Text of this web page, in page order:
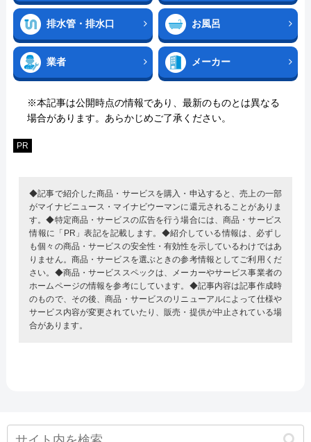
排水管・排水口 お風呂
業者 メーカー
※本記事は公開時点の情報であり、最新のものとは異なる
場合があります。あらかじめご了承ください。
PR
◆記事で紹介した商品・サービスを購入・申込すると、売上の一部
がマイナビニュース・マイナビウーマンに還元されることがありま
す。◆特定商品・サービスの広告を行う場合には、商品・サービス
情報に「PR」表記を記載します。◆紹介している情報は、必ずし
も個々の商品・サービスの安全性・有効性を示しているわけではあ
りません。商品・サービスを選ぶときの参考情報としてご利用くだ
さい。◆商品・サービススペックは、メーカーやサービス事業者の
ホームページの情報を参考にしています。◆記事内容は記事作成時
のもので、その後、商品・サービスのリニューアルによって仕様や
サービス内容が変更されていたり、販売・提供が中止されている場
合があります。